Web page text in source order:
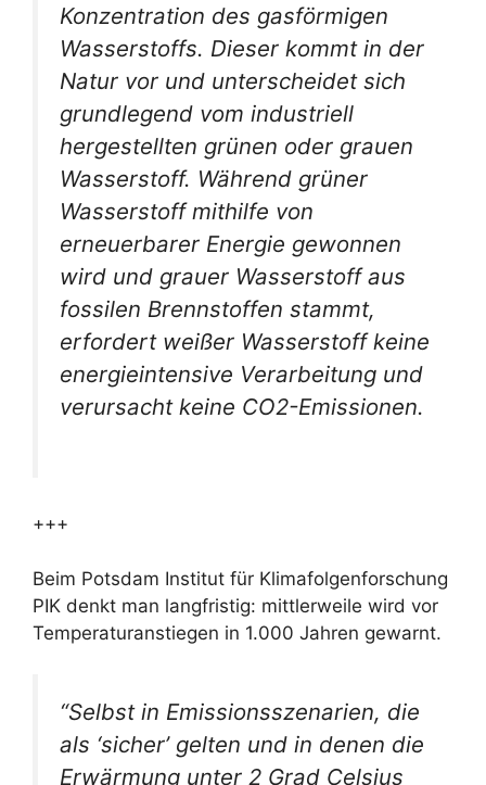
Konzentration des gasförmigen
Wasserstoffs. Dieser kommt in der
Natur vor und unterscheidet sich
grundlegend vom industriell
hergestellten grünen oder grauen
Wasserstoff. Während grüner
Wasserstoff mithilfe von
erneuerbarer Energie gewonnen
wird und grauer Wasserstoff aus
fossilen Brennstoffen stammt,
erfordert weißer Wasserstoff keine
energieintensive Verarbeitung und
verursacht keine CO2-Emissionen.
+++
Beim Potsdam Institut für Klimafolgenforschung
PIK denkt man langfristig: mittlerweile wird vor
Temperaturanstiegen in 1.000 Jahren gewarnt.
“Selbst in Emissionsszenarien, die
als ‘sicher’ gelten und in denen die
Erwärmung unter 2 Grad Celsius